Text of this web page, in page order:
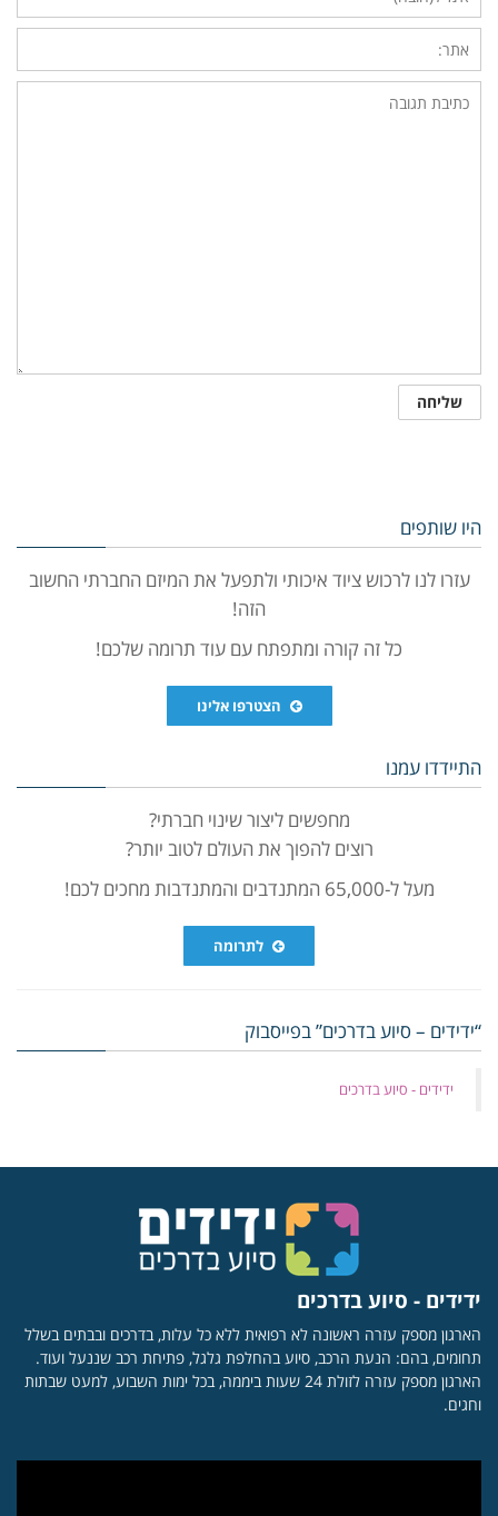
היו שותפים
עזרו לנו לרכוש ציוד איכותי ולתפעל את המיזם החברתי החשוב
הזה!
כל זה קורה ומתפתח עם עוד תרומה שלכם!
הצטרפו אלינו
התיידדו עמנו
מחפשים ליצור שינוי חברתי?
רוצים להפוך את העולם לטוב יותר?
מעל ל-65,000 המתנדבים והמתנדבות מחכים לכם!
לתרומה
“ידידים – סיוע בדרכים” בפייסבוק
‏ידידים - סיוע בדרכים
ידידים - סיוע בדרכים
הארגון מספק עזרה ראשונה לא רפואית ללא כל עלות, בדרכים ובבתים בשלל
תחומים, בהם: הנעת הרכב, סיוע בהחלפת גלגל, פתיחת רכב שננעל ועוד.
הארגון מספק עזרה לזולת 24 שעות ביממה, בכל ימות השבוע, למעט שבתות
וחגים.